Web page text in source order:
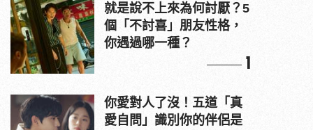
就是說不上來為何討厭？5
個「不討喜」朋友性格，
你遇過哪一種？
1
你愛對人了沒！五道「真
愛自問」識別你的伴侶是